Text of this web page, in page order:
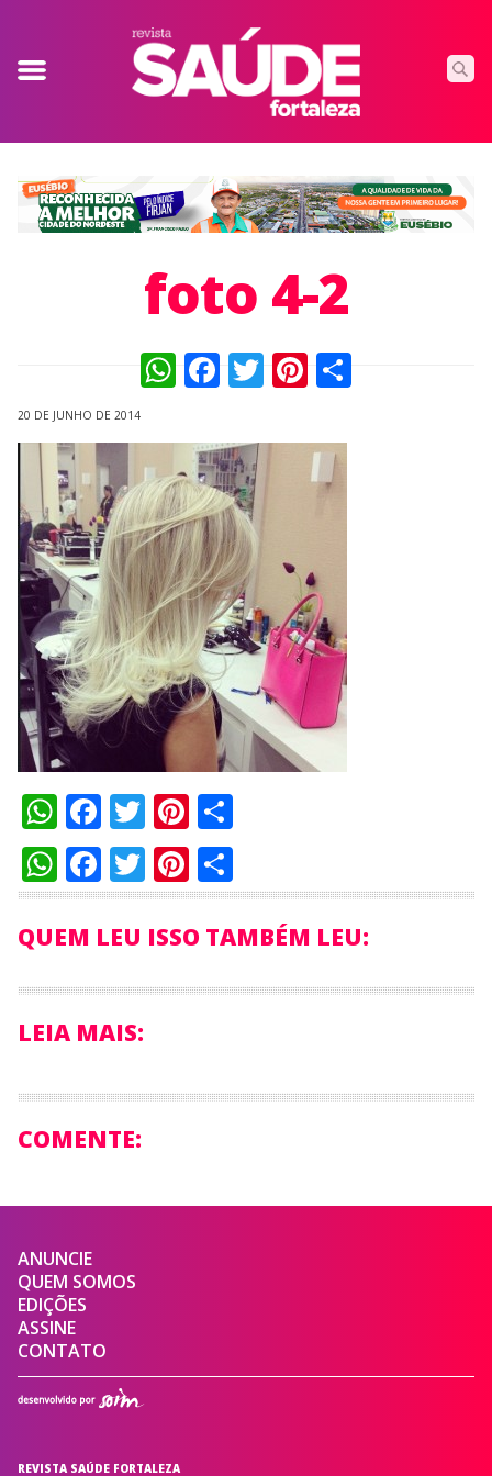
foto 4-2
WhatsApp
Facebook
TwitterPinterest
20 DE JUNHO DE 2014
WhatsApp
Facebook
Twitter
Pinterest
Compartilhar
WhatsApp
Facebook
Twitter
Pinterest
Compartilhar
QUEM LEU ISSO TAMBÉM LEU:
LEIA MAIS:
COMENTE:
ANUNCIE
QUEM SOMOS
EDIÇÕES
ASSINE
CONTATO
REVISTA SAÚDE FORTALEZA